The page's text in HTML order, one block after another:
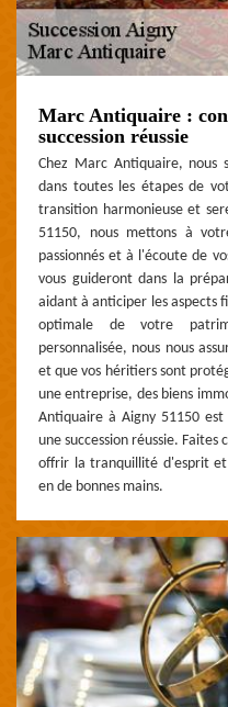
Marc Antiquaire :
succession réussie
Chez Marc Antiquaire, nous
dans toutes les étapes de
transition harmonieuse et
51150, nous mettons à
passionnés et à l'écoute de
vous guideront dans la
aidant à anticiper les aspects
optimale de votre
personnalisée, nous nous
et que vos héritiers sont
une entreprise, des biens
Antiquaire à Aigny 51150
une succession réussie.
offrir la tranquillité d'esprit
en de bonnes mains.